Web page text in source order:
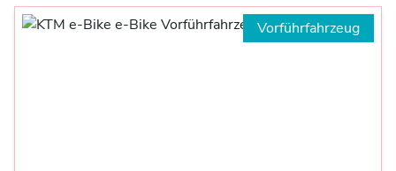
Vorführfahrzeug